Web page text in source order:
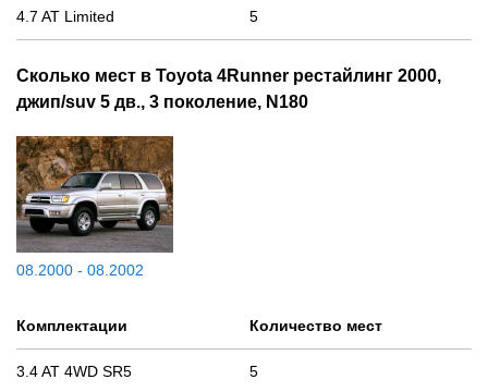
4.7 AT Limited 5
Сколько мест в Toyota 4Runner рестайлинг 2000,
джип/suv 5 дв., 3 поколение, N180
08.2000 - 08.2002
Комплектации Количество мест
3.4 AT 4WD SR5 5